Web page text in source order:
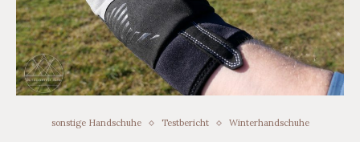
sonstige Handschuhe Testbericht Winterhandschuhe